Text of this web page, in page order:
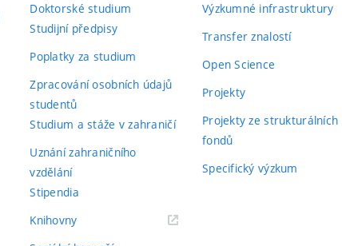
Doktorské studium
Studijní předpisy
Poplatky za studium
Zpracování osobních údajů
studentů
Studium a stáže v zahraničí
Uznání zahraničního
vzdělání
Stipendia
Knihovny(externí
Výzkumné infrastruktury
Transfer znalostí
Open Science
Projekty
Projekty ze strukturálních
fondů
Specifický výzkum